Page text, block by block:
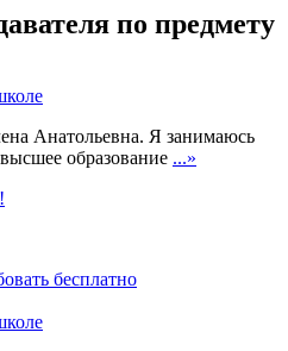
по предмету
Анатольевна. Я занимаюсь
образование ...»
бесплатно